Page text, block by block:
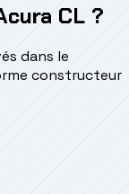
CL ?
dans le
constructeur